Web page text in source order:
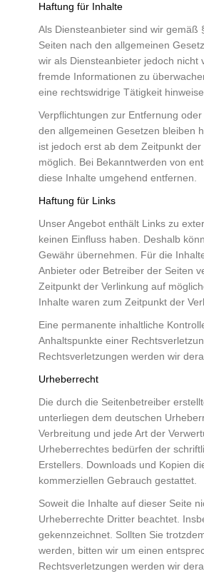
Haftung für Inhalte
Als Diensteanbieter sind wir gemäß
Seiten nach den allgemeinen
wir als Diensteanbieter jedoch
fremde Informationen zu
eine rechtswidrige Tätigkeit
Verpflichtungen zur Entfernung
den allgemeinen Gesetzen bleiben
ist jedoch erst ab dem Zeitpunkt
möglich. Bei Bekanntwerden von
diese Inhalte umgehend entfernen.
Haftung für Links
Unser Angebot enthält Links zu
keinen Einfluss haben. Deshalb
Gewähr übernehmen. Für die
Anbieter oder Betreiber der Seiten
Zeitpunkt der Verlinkung auf
Inhalte waren zum Zeitpunkt der
Eine permanente inhaltliche
Anhaltspunkte einer
Rechtsverletzungen werden wir
Urheberrecht
Die durch die Seitenbetreiber
unterliegen dem deutschen
Verbreitung und jede Art der
Urheberrechtes bedürfen der
Erstellers. Downloads und Kopien
kommerziellen Gebrauch gestattet.
Soweit die Inhalte auf dieser Seite
Urheberrechte Dritter beachtet.
gekennzeichnet. Sollten Sie
werden, bitten wir um einen
Rechtsverletzungen werden wir